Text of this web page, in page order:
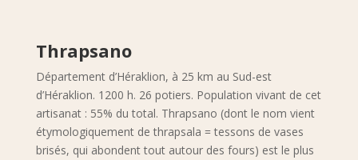
Thrapsano
Département d’Héraklion, à 25 km au Sud-est
d’Héraklion. 1200 h. 26 potiers. Population vivant de cet
artisanat : 55% du total. Thrapsano (dont le nom vient
étymologiquement de thrapsala = tessons de vases
brisés, qui abondent tout autour des fours) est le plus